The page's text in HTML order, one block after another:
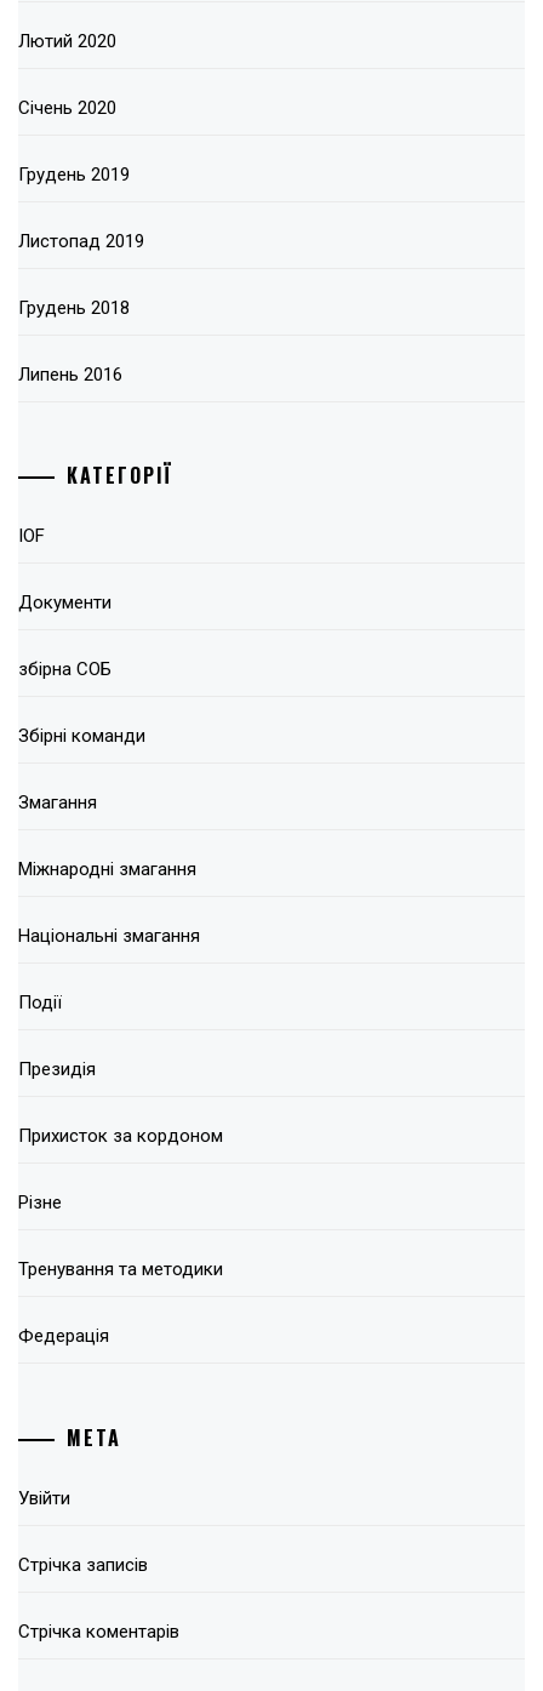
Лютий 2020
Січень 2020
Грудень 2019
Листопад 2019
Грудень 2018
Липень 2016
КАТЕГОРІЇ
IOF
Документи
збірна СОБ
Збірні команди
Змагання
Міжнародні змагання
Національні змагання
Події
Президія
Прихисток за кордоном
Різне
Тренування та методики
Федерація
МЕТА
Увійти
Стрічка записів
Стрічка коментарів